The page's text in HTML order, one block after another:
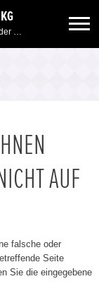
Kurt-Schumacher-Straße 23, 66130 Saarbrücken / An der Windmühle 7, 66780 Siersburg
AUF
falsche oder
Seite
Sie die eingegebene